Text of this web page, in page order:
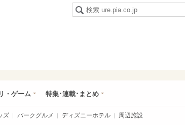
・ゲーム 特集･連載･まとめ
ズ パークグルメ ディズニーホテル 周辺施設